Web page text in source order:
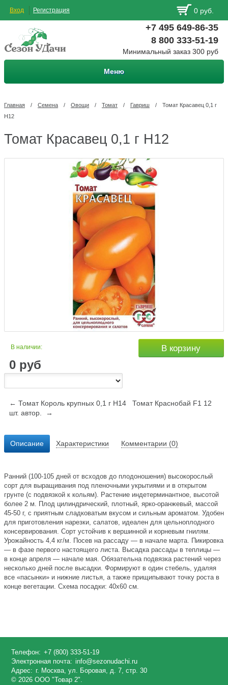
Вход Регистрация 0 руб.
+7 495 649-86-35
8 800 333-51-19
Минимальный заказ 300 руб
Меню
Главная / Семена / Овощи / Томат / Гавриш /
Томат Красавец 0,1 г
Н12
Томат Красавец 0,1 г Н12
В наличии:
0 руб
В корзину
← Томат Король крупных 0,1 г Н14
Томат Краснобай F1 12
шт. автор. →
Описание Характеристики Комментарии (0)
Ранний (100-105 дней от всходов до плодоношения) высокорослый
сорт для выращивания под пленочными укрытиями и в открытом
грунте (с подвязкой к кольям). Растение индетерминантное, высотой
более 2 м. Плод цилиндрический, плотный, ярко-оранжевый, массой
45-50 г, с приятным сладковатым вкусом и сильным ароматом. Удобен
для приготовления нарезки, салатов, идеален для цельноплодного
консервирования. Сорт устойчив к вершинной и корневым гнилям.
Урожайность 4,4 кг/м. Посев на рассаду — в начале марта. Пикировка
— в фазе первого настоящего листа. Высадка рассады в теплицы —
в конце апреля — начале мая. Обязательна подвязка растений через
несколько дней после высадки. Формируют в один стебель, удаляя
все «пасынки» и нижние листья, а также прищипывают точку роста в
конце вегетации. Схема посадки: 40х60 см.
Телефон: +7 (800) 333-51-19
Электронная почта: info@sezonudachi.ru
Адрес: г. Москва, ул. Боровая, д. 7, стр. 30
© 2026 ООО "Товар 2".